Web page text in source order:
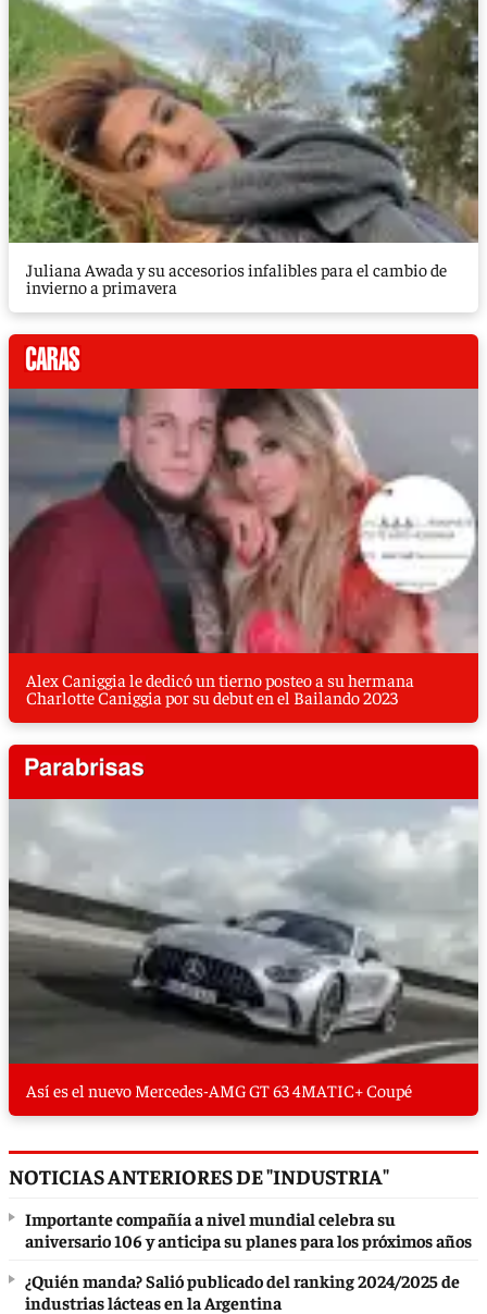
Juliana Awada y su accesorios infalibles para el cambio de
invierno a primavera
Alex Caniggia le dedicó un tierno posteo a su hermana
Charlotte Caniggia por su debut en el Bailando 2023
Así es el nuevo Mercedes-AMG GT 63 4MATIC+ Coupé
NOTICIAS ANTERIORES DE "INDUSTRIA"
Importante compañía a nivel mundial celebra su
aniversario 106 y anticipa su planes para los próximos años
¿Quién manda? Salió publicado del ranking 2024/2025 de
industrias lácteas en la Argentina